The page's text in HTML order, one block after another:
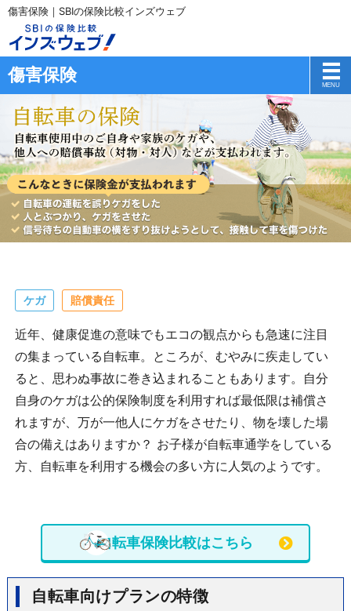
傷害保険｜SBIの保険比較インズウェブ
傷害保険
ケガ 賠償責任
近年、健康促進の意味でもエコの観点からも急速に注目
の集まっている自転車。ところが、むやみに疾走してい
ると、思わぬ事故に巻き込まれることもあります。自分
自身のケガは公的保険制度を利用すれば最低限は補償さ
れますが、万が一他人にケガをさせたり、物を壊した場
合の備えはありますか？ お子様が自転車通学をしている
方、自転車を利用する機会の多い方に人気のようです。
自転車保険比較はこちら
自転車向けプランの特徴